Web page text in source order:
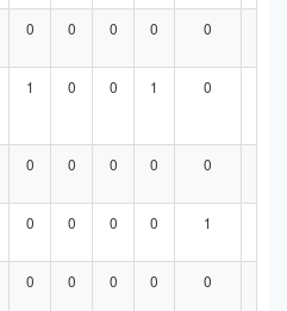
0 0 0 0 0
1 0 0 1 0
0 0 0 0 0
0 0 0 0 1
0 0 0 0 0